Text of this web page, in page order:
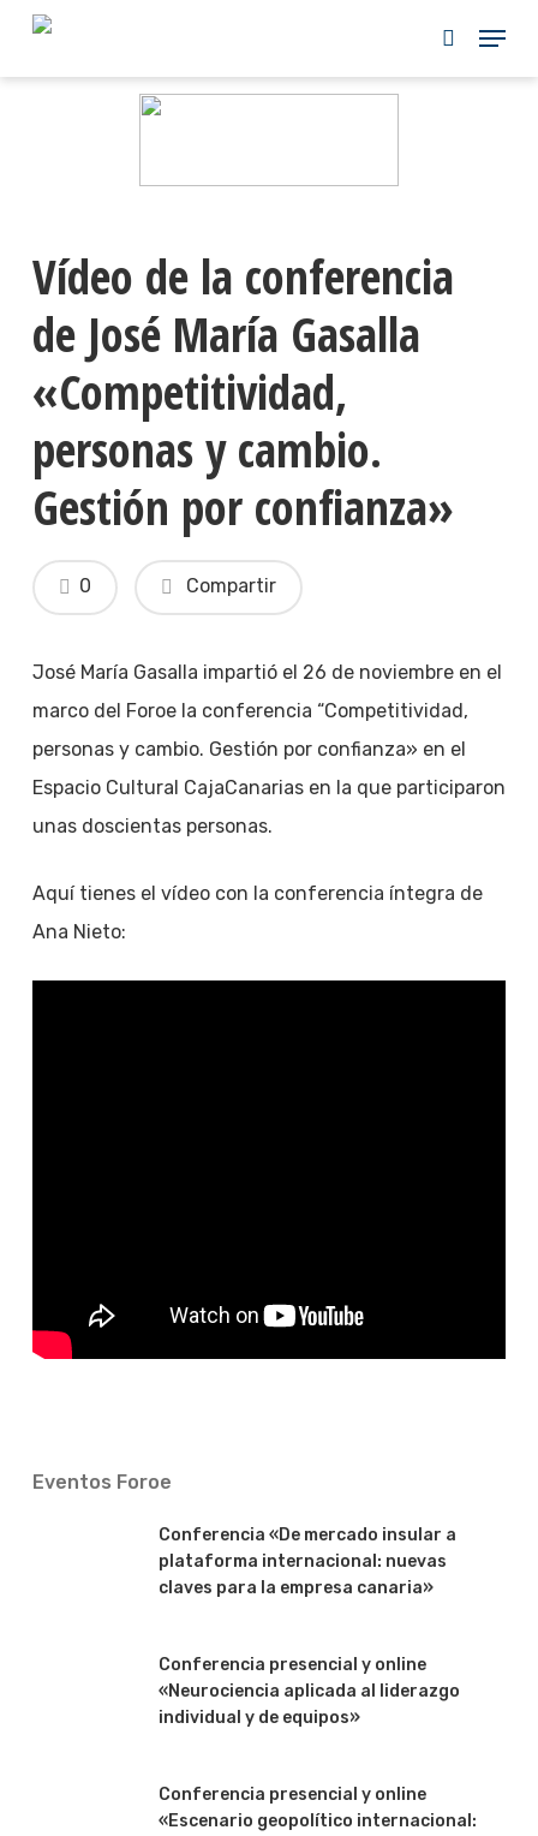
Skip
Vídeo de la conferencia
de José María Gasalla
«Competitividad,
personas y cambio.
Gestión por confianza»
Compartir
0
José María Gasalla impartió el 26 de noviembre en el
marco del Foroe la conferencia “Competitividad,
personas y cambio. Gestión por confianza» en el
Espacio Cultural CajaCanarias en la que participaron
unas doscientas personas.
Aquí tienes el vídeo con la conferencia íntegra de
Ana Nieto:
Eventos Foroe
Conferencia «De mercado insular a
plataforma internacional: nuevas
claves para la empresa canaria»
Conferencia presencial y online
«Neurociencia aplicada al liderazgo
individual y de equipos»
Conferencia presencial y online
«Escenario geopolítico internacional: